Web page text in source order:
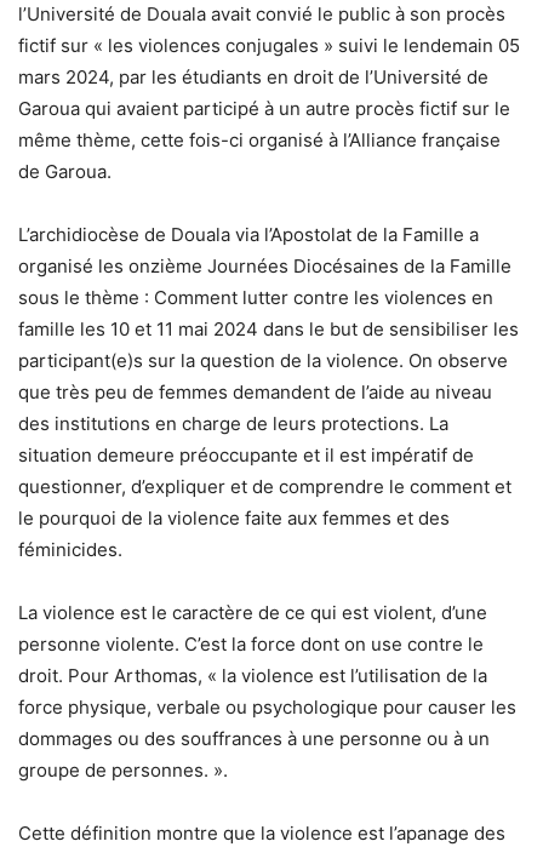
l’Université de Douala avait convié le public à son procès
fictif sur « les violences conjugales » suivi le lendemain 05
mars 2024, par les étudiants en droit de l’Université de
Garoua qui avaient participé à un autre procès fictif sur le
même thème, cette fois-ci organisé à l’Alliance française
de Garoua.
L’archidiocèse de Douala via l’Apostolat de la Famille a
organisé les onzième Journées Diocésaines de la Famille
sous le thème : Comment lutter contre les violences en
famille les 10 et 11 mai 2024 dans le but de sensibiliser les
participant(e)s sur la question de la violence. On observe
que très peu de femmes demandent de l’aide au niveau
des institutions en charge de leurs protections. La
situation demeure préoccupante et il est impératif de
questionner, d’expliquer et de comprendre le comment et
le pourquoi de la violence faite aux femmes et des
féminicides.
La violence est le caractère de ce qui est violent, d’une
personne violente. C’est la force dont on use contre le
droit. Pour Arthomas, « la violence est l’utilisation de la
force physique, verbale ou psychologique pour causer les
dommages ou des souffrances à une personne ou à un
groupe de personnes. ».
Cette définition montre que la violence est l’apanage des